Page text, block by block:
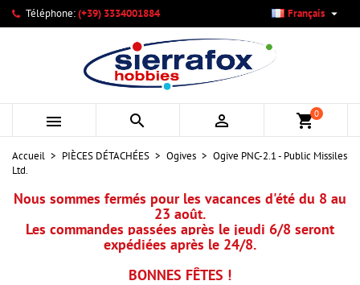
Téléphone:(+39) 3334001884 Français 
   shopping_cart0
Accueil PIÈCES DÉTACHÉES Ogives
Ogive PNC-2.1 - Public Missiles
Ltd.
Nous sommes fermés pour les vacances d'été du 8 au
23 août.
Les commandes passées après le jeudi 6/8 seront
expédiées après le 24/8.
BONNES FÊTES !
Mes listes d'envies ×
Créer une nouvelle liste
Créer une liste d'envies ×
Nom de la liste d'envies
Annuler Créer une liste d'envies
Connexion ×
Vous devez être connecté pour ajouter des produits à votre
liste d'envies.
Annuler Connexion